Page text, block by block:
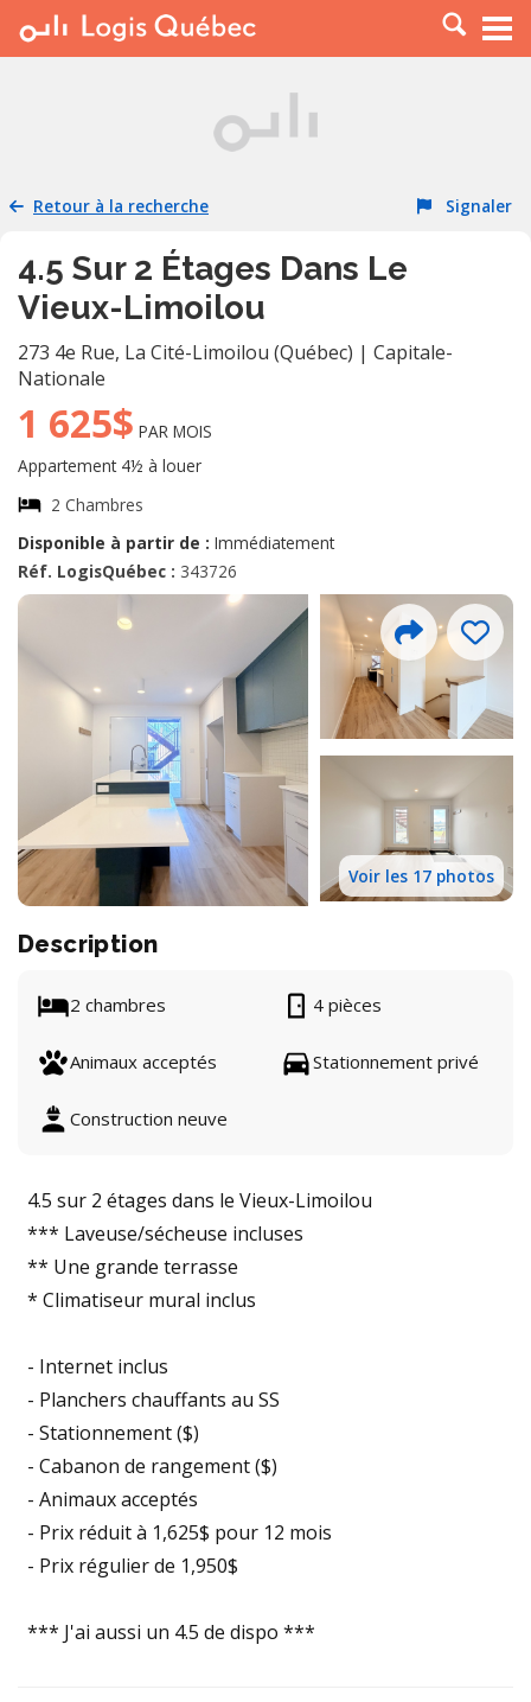
À LOUER
PLACER UNE ANNONCE
RESSOURCES
Retour à la recherche Signaler
4.5 Sur 2 Étages Dans Le
Vieux-Limoilou
273 4e Rue, La Cité-Limoilou (Québec) | Capitale-
Nationale
1 625$ PAR MOIS
Appartement 4½ à louer
2 Chambres
Disponible à partir de : Immédiatement
Réf. LogisQuébec : 343726
Voir les 17 photos
Description
2 chambres 4 pièces
Animaux acceptés Stationnement privé
Construction neuve
4.5 sur 2 étages dans le Vieux-Limoilou
*** Laveuse/sécheuse incluses
** Une grande terrasse
* Climatiseur mural inclus
- Internet inclus
- Planchers chauffants au SS
- Stationnement ($)
- Cabanon de rangement ($)
- Animaux acceptés
- Prix réduit à 1,625$ pour 12 mois
- Prix régulier de 1,950$
*** J'ai aussi un 4.5 de dispo ***